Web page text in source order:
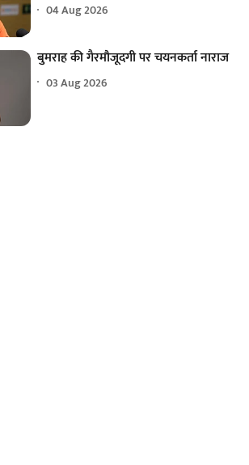
04 Aug 2026
बुमराह की गैरमौजूदगी पर चयनकर्ता नाराज
03 Aug 2026